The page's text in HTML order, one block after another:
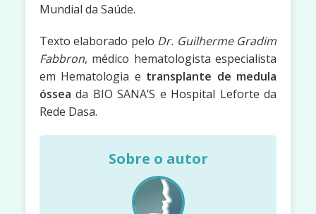
Mundial da Saúde.
Texto elaborado pelo Dr. Guilherme Gradim
Fabbron, médico hematologista especialista
em Hematologia e transplante de medula
óssea da BIO SANA’S e Hospital Leforte da
Rede Dasa.
Sobre o autor